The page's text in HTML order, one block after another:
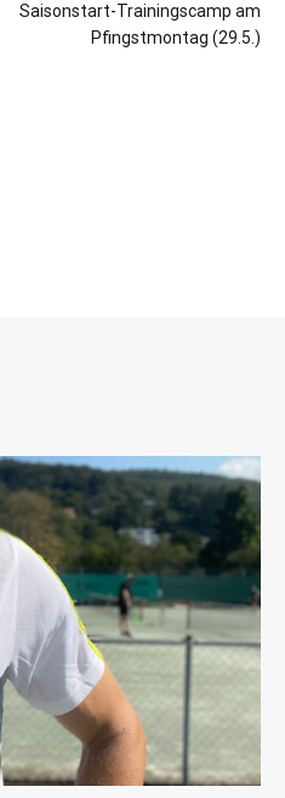
Saisonstart-Trainingscamp am
Pfingstmontag (29.5.)